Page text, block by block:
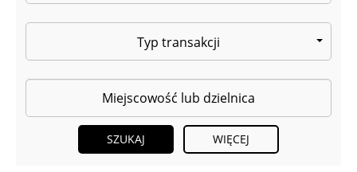
Typ transakcji
WIĘCEJ